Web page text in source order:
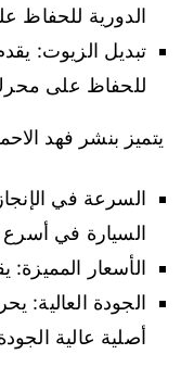
الدورية للحفاظ
تبديل الزيوت:
للحفاظ على
يتميز بنشر فهد
السرعة في
السيارة في
الأسعار المميزة:
الجودة العالية:
أصلية عالية